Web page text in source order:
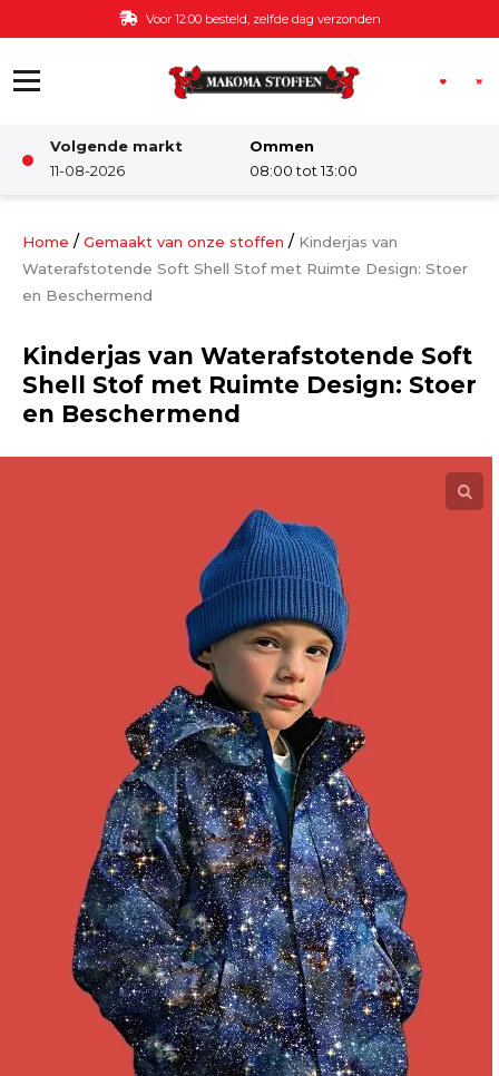
Ga naar de inhoud Voor 12:00 besteld, zelfde dag verzonden
Volgende markt
11-08-2026
Ommen
08:00 tot 13:00
Damesstoffen
Kinderstoffen
Katoen
Grootverbruik
Tijdpakker stof
Home / Gemaakt van onze stoffen / Kinderjas van
Waterafstotende Soft Shell Stof met Ruimte Design: Stoer
en Beschermend
Kinderjas van Waterafstotende Soft
Shell Stof met Ruimte Design: Stoer
en Beschermend